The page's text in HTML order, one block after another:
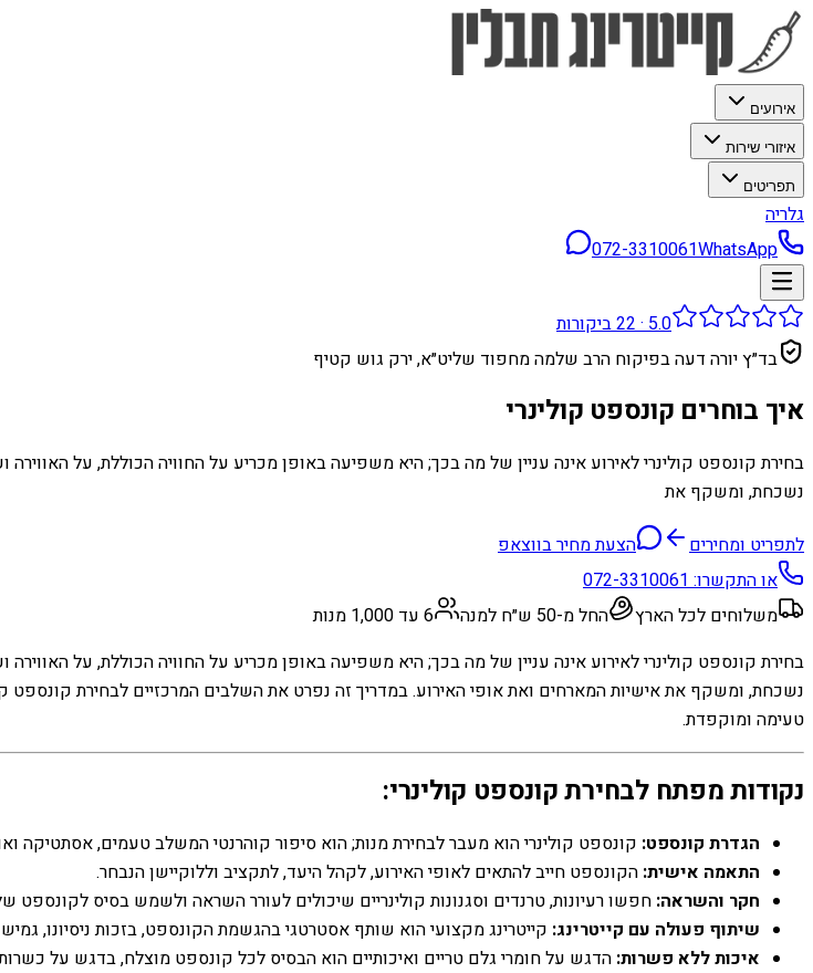
אירועים
איזורי שירות
תפריטים
גלריה
072-3310061WhatsApp
5.0
·
22ביקורות
בד״ץ יורה דעה בפיקוח הרב שלמה מחפוד שליט״א, ירק גוש קטיף
איך בוחרים קונספט קולינרי
בחירת קונספט קולינרי לאירוע אינה עניין של מה בכך; היא משפיעה באופן מכריע על החוויה הכוללת, על
נשכחת, ומשקף את
לתפריט ומחירים
הצעת מחיר בווצאפ
או התקשרו:072-3310061
משלוחים לכל הארץ
החל מ-50 ש״ח למנה
6 עד 1,000 מנות
בחירת קונספט קולינרי לאירוע אינה עניין של מה בכך; היא משפיעה באופן מכריע על החוויה הכוללת, על
נשכחת, ומשקף את אישיות המארחים ואת אופי האירוע. במדריך זה נפרט את השלבים המרכזיים לבחירת קונספט
טעימה ומוקפדת.
נקודות מפתח לבחירת קונספט קולינרי:
הגדרת קונספט: קונספט קולינרי הוא מעבר לבחירת מנות; הוא סיפור קוהרנטי המשלב טעמים, אסתטיקה
התאמה אישית: הקונספט חייב להתאים לאופי האירוע, לקהל היעד, לתקציב וללוקיישן הנבחר.
חקר והשראה: חפשו רעיונות, טרנדים וסגנונות קולינריים שיכולים לעורר השראה ולשמש בסיס לקונספט
שיתוף פעולה עם קייטרינג: קייטרינג מקצועי הוא שותף אסטרטגי בהגשמת הקונספט, בזכות ניסיונו,
איכות ללא פשרות: הדגש על חומרי גלם טריים ואיכותיים הוא הבסיס לכל קונספט מוצלח, בדגש על